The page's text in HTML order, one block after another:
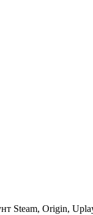
Steam, Origin,